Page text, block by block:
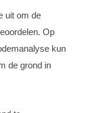
uit om de
Op
kun
de grond in